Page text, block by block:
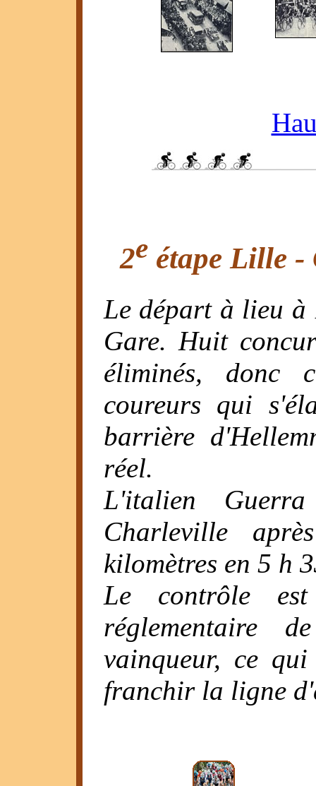
2e étape Lille
Le départ à lieu
Gare. Huit
éliminés, donc
coureurs qui
barrière
réel.
L'italien
Charleville
kilomètres en 5 h
Le contrôle
réglementaire
vainqueur, ce
franchir la ligne